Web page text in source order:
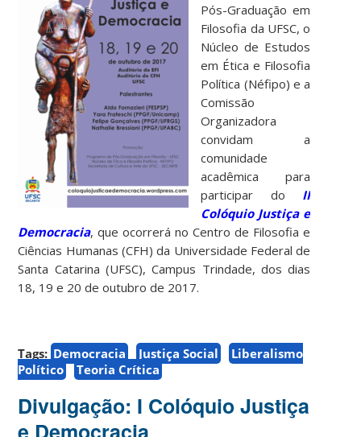
Pós-Graduação em
Filosofia da UFSC, o
Núcleo de Estudos
em Ética e Filosofia
Política (Néfipo) e a
Comissão
Organizadora
convidam a
comunidade
acadêmica para
participar do II
Colóquio Justiça e
Democracia, que ocorrerá no Centro de Filosofia e
Ciências Humanas (CFH) da Universidade Federal de
Santa Catarina (UFSC), Campus Trindade, dos dias
18, 19 e 20 de outubro de 2017.
Tags: Democracia Justiça Social
Liberalismo
Político
Teoria Crítica
Divulgação: I Colóquio Justiça
e Democracia